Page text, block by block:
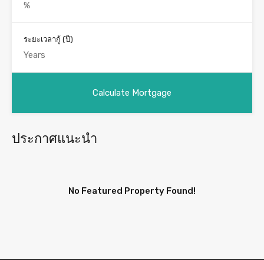
ระยะเวลากู้ (ปี)
ประกาศแนะนำ
No Featured Property Found!